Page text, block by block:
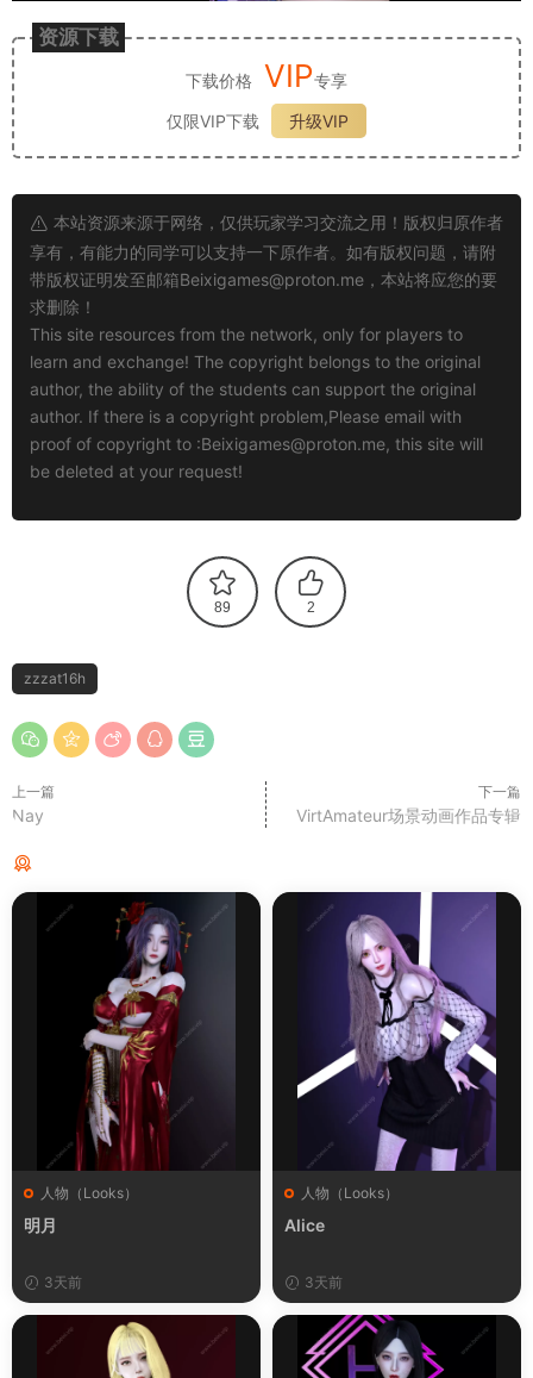
资源下载
下载价格 VIP专享
仅限VIP下载
升级VIP
本站资源来源于网络，仅供玩家学习交流之用！版权归原作者
享有，有能力的同学可以支持一下原作者。如有版权问题，请附
带版权证明发至邮箱Beixigames@proton.me ，本站将应您的要
求删除！
This site resources from the network, only for players to
learn and exchange! The copyright belongs to the original
author, the ability of the students can support the original
author. If there is a copyright problem,Please email with
proof of copyright to :Beixigames@proton.me, this site will
be deleted at your request!
89 2
zzzat16h
上一篇
Nay
下一篇
VirtAmateur场景动画作品专辑
人物（Looks）
明月
3天前
人物（Looks）
Alice
3天前